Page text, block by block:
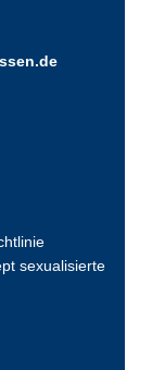
sexualisierte